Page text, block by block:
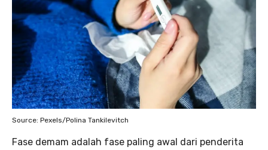
Source: Pexels/Polina Tankilevitch
Fase demam adalah fase paling awal dari penderita